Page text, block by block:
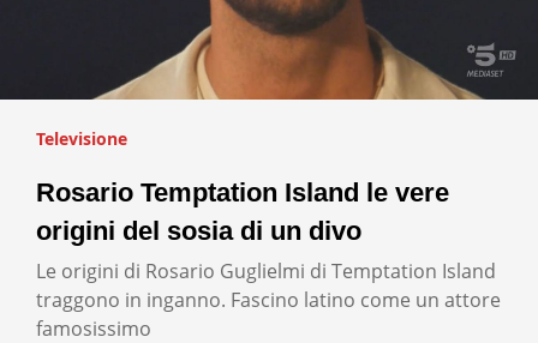
Televisione
Rosario Temptation Island le vere
origini del sosia di un divo
Le origini di Rosario Guglielmi di Temptation Island
traggono in inganno. Fascino latino come un attore
famosissimo